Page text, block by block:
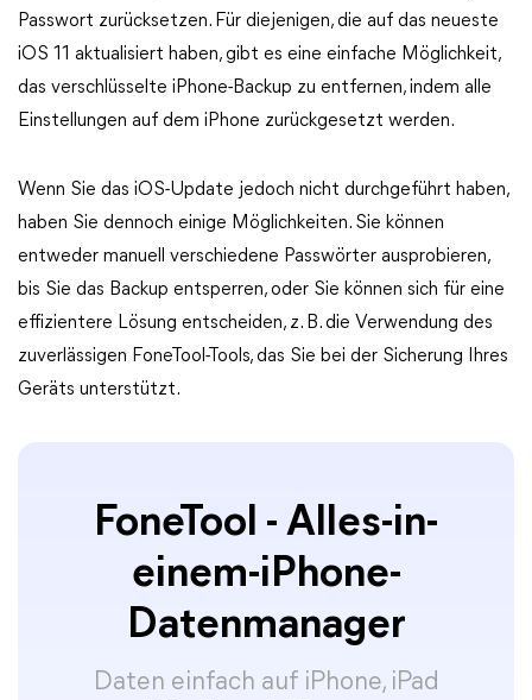
Passwort zurücksetzen. Für diejenigen, die auf das neueste
iOS 11 aktualisiert haben, gibt es eine einfache Möglichkeit,
das verschlüsselte iPhone-Backup zu entfernen, indem alle
Einstellungen auf dem iPhone zurückgesetzt werden.
Wenn Sie das iOS-Update jedoch nicht durchgeführt haben,
haben Sie dennoch einige Möglichkeiten. Sie können
entweder manuell verschiedene Passwörter ausprobieren,
bis Sie das Backup entsperren, oder Sie können sich für eine
effizientere Lösung entscheiden, z. B. die Verwendung des
zuverlässigen FoneTool-Tools, das Sie bei der Sicherung Ihres
Geräts unterstützt.
FoneTool - Alles-in-
einem-iPhone-
Datenmanager
Daten einfach auf iPhone, iPad